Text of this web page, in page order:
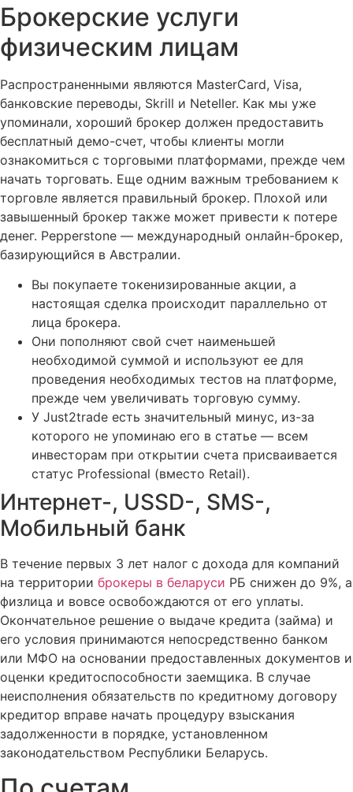
Брокерские услуги
физическим лицам
Распространенными являются MasterCard, Visa,
банковские переводы, Skrill и Neteller. Как мы уже
упоминали, хороший брокер должен предоставить
бесплатный демо-счет, чтобы клиенты могли
ознакомиться с торговыми платформами, прежде чем
начать торговать. Еще одним важным требованием к
торговле является правильный брокер. Плохой или
завышенный брокер также может привести к потере
денег. Pepperstone — международный онлайн-брокер,
базирующийся в Австралии.
Вы покупаете токенизированные акции, а
настоящая сделка происходит параллельно от
лица брокера.
Они пополняют свой счет наименьшей
необходимой суммой и используют ее для
проведения необходимых тестов на платформе,
прежде чем увеличивать торговую сумму.
У Just2trade есть значительный минус, из-за
которого не упоминаю его в статье — всем
инвесторам при открытии счета присваивается
статус Professional (вместо Retail).
Интернет-, USSD-, SMS-,
Мобильный банк
В течение первых 3 лет налог с дохода для компаний
на территории брокеры в беларуси РБ снижен до 9%, а
физлица и вовсе освобождаются от его уплаты.
Окончательное решение о выдаче кредита (займа) и
его условия принимаются непосредственно банком
или МФО на основании предоставленных документов и
оценки кредитоспособности заемщика. В случае
неисполнения обязательств по кредитному договору
кредитор вправе начать процедуру взыскания
задолженности в порядке, установленном
законодательством Республики Беларусь.